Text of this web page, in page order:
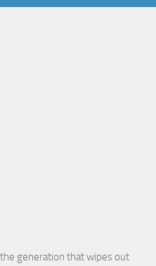
generation that wipes out